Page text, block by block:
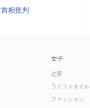
相批判
女子
恋愛
ライフスタイル
ファッション